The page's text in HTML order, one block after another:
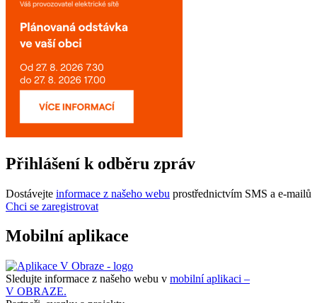
Přihlášení k odběru zpráv
Dostávejte informace z našeho webu prostřednictvím SMS a e-mailů
Chci se zaregistrovat
Mobilní aplikace
Sledujte informace z našeho webu v mobilní aplikaci –
V OBRAZE.